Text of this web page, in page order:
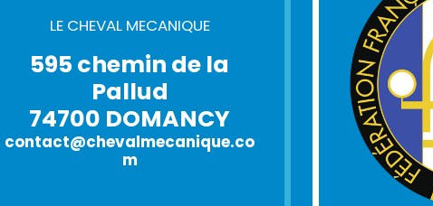
LE CHEVAL MECANIQUE
595 chemin de la
Pallud
74700 DOMANCY
contact@chevalmecanique.co
m